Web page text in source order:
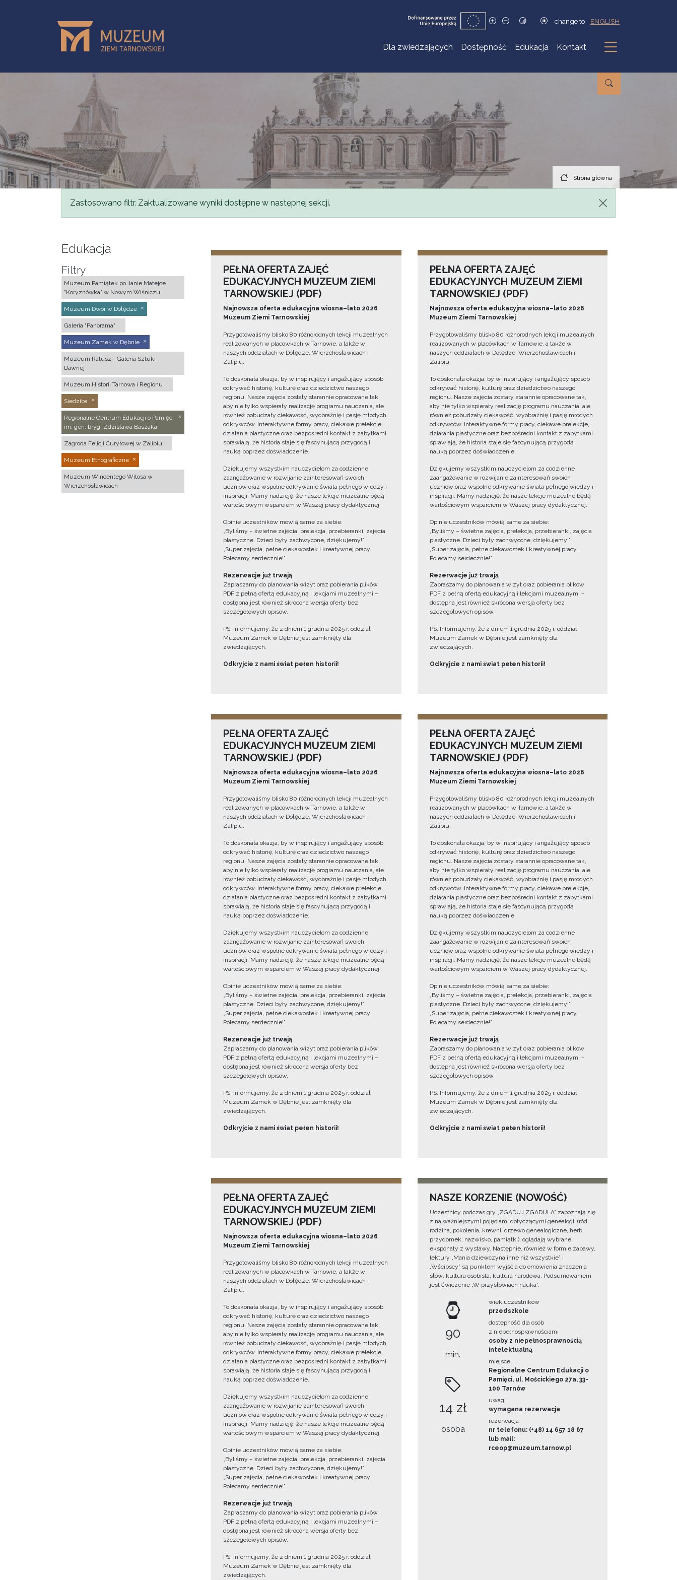
change to ENGLISH
Dla zwiedzających Dostępność Edukacja Kontakt
Podmenu
Strona główna
Komunikat
Zastosowano filtr. Zaktualizowane wyniki dostępne w następnej sekcji.
Edukacja
Filtry
Muzeum Pamiątek po Janie Matejce
"Koryznówka" w Nowym Wiśniczu
Muzeum Dwór w Dołędze
Galeria "Panorama"
Muzeum Zamek w Dębnie
Muzeum Ratusz - Galeria Sztuki
Dawnej
Muzeum Historii Tarnowa i Regionu
Siedziba
Regionalne Centrum Edukacji o Pamięci
im. gen. bryg. Zdzisława Baszaka
Zagroda Felicji Curyłowej w Zalipiu
Muzeum Etnograficzne
Muzeum Wincentego Witosa w
Wierzchosławicach
PEŁNA OFERTA ZAJĘĆ
EDUKACYJNYCH MUZEUM ZIEMI
TARNOWSKIEJ (PDF)
Najnowsza oferta edukacyjna wiosna–lato 2026
Muzeum Ziemi Tarnowskiej
Przygotowaliśmy blisko 80 różnorodnych lekcji muzealnych
realizowanych w placówkach w Tarnowie, a także w
naszych oddziałach w Dołędze, Wierzchosławicach i
Zalipiu.
To doskonała okazja, by w inspirujący i angażujący sposób
odkrywać historię, kulturę oraz dziedzictwo naszego
regionu. Nasze zajęcia zostały starannie opracowane tak,
aby nie tylko wspierały realizację programu nauczania, ale
również pobudzały ciekawość, wyobraźnię i pasję młodych
odkrywców. Interaktywne formy pracy, ciekawe prelekcje,
działania plastyczne oraz bezpośredni kontakt z zabytkami
sprawiają, że historia staje się fascynującą przygodą i
nauką poprzez doświadczenie.
Dziękujemy wszystkim nauczycielom za codzienne
zaangażowanie w rozwijanie zainteresowań swoich
uczniów oraz wspólne odkrywanie świata pełnego wiedzy i
inspiracji. Mamy nadzieję, że nasze lekcje muzealne będą
wartościowym wsparciem w Waszej pracy dydaktycznej.
Opinie uczestników mówią same za siebie:
„Byliśmy – świetne zajęcia, prelekcja, przebieranki, zajęcia
plastyczne. Dzieci były zachwycone, dziękujemy!”
„Super zajęcia, pełne ciekawostek i kreatywnej pracy.
Polecamy serdecznie!”
Rezerwacje już trwają
Zapraszamy do planowania wizyt oraz pobierania plików
PDF z pełną ofertą edukacyjną i lekcjami muzealnymi –
dostępna jest również skrócona wersja oferty bez
szczegółowych opisów.
PS. Informujemy, że z dniem 1 grudnia 2025 r. oddział
Muzeum Zamek w Dębnie jest zamknięty dla
zwiedzających.
Odkryjcie z nami świat pełen historii!
PEŁNA OFERTA ZAJĘĆ
EDUKACYJNYCH MUZEUM ZIEMI
TARNOWSKIEJ (PDF)
Najnowsza oferta edukacyjna wiosna–lato 2026
Muzeum Ziemi Tarnowskiej
Przygotowaliśmy blisko 80 różnorodnych lekcji muzealnych
realizowanych w placówkach w Tarnowie, a także w
naszych oddziałach w Dołędze, Wierzchosławicach i
Zalipiu.
To doskonała okazja, by w inspirujący i angażujący sposób
odkrywać historię, kulturę oraz dziedzictwo naszego
regionu. Nasze zajęcia zostały starannie opracowane tak,
aby nie tylko wspierały realizację programu nauczania, ale
również pobudzały ciekawość, wyobraźnię i pasję młodych
odkrywców. Interaktywne formy pracy, ciekawe prelekcje,
działania plastyczne oraz bezpośredni kontakt z zabytkami
sprawiają, że historia staje się fascynującą przygodą i
nauką poprzez doświadczenie.
Dziękujemy wszystkim nauczycielom za codzienne
zaangażowanie w rozwijanie zainteresowań swoich
uczniów oraz wspólne odkrywanie świata pełnego wiedzy i
inspiracji. Mamy nadzieję, że nasze lekcje muzealne będą
wartościowym wsparciem w Waszej pracy dydaktycznej.
Opinie uczestników mówią same za siebie:
„Byliśmy – świetne zajęcia, prelekcja, przebieranki, zajęcia
plastyczne. Dzieci były zachwycone, dziękujemy!”
„Super zajęcia, pełne ciekawostek i kreatywnej pracy.
Polecamy serdecznie!”
Rezerwacje już trwają
Zapraszamy do planowania wizyt oraz pobierania plików
PDF z pełną ofertą edukacyjną i lekcjami muzealnymi –
dostępna jest również skrócona wersja oferty bez
szczegółowych opisów.
PS. Informujemy, że z dniem 1 grudnia 2025 r. oddział
Muzeum Zamek w Dębnie jest zamknięty dla
zwiedzających.
Odkryjcie z nami świat pełen historii!
PEŁNA OFERTA ZAJĘĆ
EDUKACYJNYCH MUZEUM ZIEMI
TARNOWSKIEJ (PDF)
Najnowsza oferta edukacyjna wiosna–lato 2026
Muzeum Ziemi Tarnowskiej
Przygotowaliśmy blisko 80 różnorodnych lekcji muzealnych
realizowanych w placówkach w Tarnowie, a także w
naszych oddziałach w Dołędze, Wierzchosławicach i
Zalipiu.
To doskonała okazja, by w inspirujący i angażujący sposób
odkrywać historię, kulturę oraz dziedzictwo naszego
regionu. Nasze zajęcia zostały starannie opracowane tak,
aby nie tylko wspierały realizację programu nauczania, ale
również pobudzały ciekawość, wyobraźnię i pasję młodych
odkrywców. Interaktywne formy pracy, ciekawe prelekcje,
działania plastyczne oraz bezpośredni kontakt z zabytkami
sprawiają, że historia staje się fascynującą przygodą i
nauką poprzez doświadczenie.
Dziękujemy wszystkim nauczycielom za codzienne
zaangażowanie w rozwijanie zainteresowań swoich
uczniów oraz wspólne odkrywanie świata pełnego wiedzy i
inspiracji. Mamy nadzieję, że nasze lekcje muzealne będą
wartościowym wsparciem w Waszej pracy dydaktycznej.
Opinie uczestników mówią same za siebie:
„Byliśmy – świetne zajęcia, prelekcja, przebieranki, zajęcia
plastyczne. Dzieci były zachwycone, dziękujemy!”
„Super zajęcia, pełne ciekawostek i kreatywnej pracy.
Polecamy serdecznie!”
Rezerwacje już trwają
Zapraszamy do planowania wizyt oraz pobierania plików
PDF z pełną ofertą edukacyjną i lekcjami muzealnymi –
dostępna jest również skrócona wersja oferty bez
szczegółowych opisów.
PS. Informujemy, że z dniem 1 grudnia 2025 r. oddział
Muzeum Zamek w Dębnie jest zamknięty dla
zwiedzających.
Odkryjcie z nami świat pełen historii!
PEŁNA OFERTA ZAJĘĆ
EDUKACYJNYCH MUZEUM ZIEMI
TARNOWSKIEJ (PDF)
Najnowsza oferta edukacyjna wiosna–lato 2026
Muzeum Ziemi Tarnowskiej
Przygotowaliśmy blisko 80 różnorodnych lekcji muzealnych
realizowanych w placówkach w Tarnowie, a także w
naszych oddziałach w Dołędze, Wierzchosławicach i
Zalipiu.
To doskonała okazja, by w inspirujący i angażujący sposób
odkrywać historię, kulturę oraz dziedzictwo naszego
regionu. Nasze zajęcia zostały starannie opracowane tak,
aby nie tylko wspierały realizację programu nauczania, ale
również pobudzały ciekawość, wyobraźnię i pasję młodych
odkrywców. Interaktywne formy pracy, ciekawe prelekcje,
działania plastyczne oraz bezpośredni kontakt z zabytkami
sprawiają, że historia staje się fascynującą przygodą i
nauką poprzez doświadczenie.
Dziękujemy wszystkim nauczycielom za codzienne
zaangażowanie w rozwijanie zainteresowań swoich
uczniów oraz wspólne odkrywanie świata pełnego wiedzy i
inspiracji. Mamy nadzieję, że nasze lekcje muzealne będą
wartościowym wsparciem w Waszej pracy dydaktycznej.
Opinie uczestników mówią same za siebie:
„Byliśmy – świetne zajęcia, prelekcja, przebieranki, zajęcia
plastyczne. Dzieci były zachwycone, dziękujemy!”
„Super zajęcia, pełne ciekawostek i kreatywnej pracy.
Polecamy serdecznie!”
Rezerwacje już trwają
Zapraszamy do planowania wizyt oraz pobierania plików
PDF z pełną ofertą edukacyjną i lekcjami muzealnymi –
dostępna jest również skrócona wersja oferty bez
szczegółowych opisów.
PS. Informujemy, że z dniem 1 grudnia 2025 r. oddział
Muzeum Zamek w Dębnie jest zamknięty dla
zwiedzających.
Odkryjcie z nami świat pełen historii!
PEŁNA OFERTA ZAJĘĆ
EDUKACYJNYCH MUZEUM ZIEMI
TARNOWSKIEJ (PDF)
Najnowsza oferta edukacyjna wiosna–lato 2026
Muzeum Ziemi Tarnowskiej
Przygotowaliśmy blisko 80 różnorodnych lekcji muzealnych
realizowanych w placówkach w Tarnowie, a także w
naszych oddziałach w Dołędze, Wierzchosławicach i
Zalipiu.
To doskonała okazja, by w inspirujący i angażujący sposób
odkrywać historię, kulturę oraz dziedzictwo naszego
regionu. Nasze zajęcia zostały starannie opracowane tak,
aby nie tylko wspierały realizację programu nauczania, ale
również pobudzały ciekawość, wyobraźnię i pasję młodych
odkrywców. Interaktywne formy pracy, ciekawe prelekcje,
działania plastyczne oraz bezpośredni kontakt z zabytkami
sprawiają, że historia staje się fascynującą przygodą i
nauką poprzez doświadczenie.
Dziękujemy wszystkim nauczycielom za codzienne
zaangażowanie w rozwijanie zainteresowań swoich
uczniów oraz wspólne odkrywanie świata pełnego wiedzy i
inspiracji. Mamy nadzieję, że nasze lekcje muzealne będą
wartościowym wsparciem w Waszej pracy dydaktycznej.
Opinie uczestników mówią same za siebie:
„Byliśmy – świetne zajęcia, prelekcja, przebieranki, zajęcia
plastyczne. Dzieci były zachwycone, dziękujemy!”
„Super zajęcia, pełne ciekawostek i kreatywnej pracy.
Polecamy serdecznie!”
Rezerwacje już trwają
Zapraszamy do planowania wizyt oraz pobierania plików
PDF z pełną ofertą edukacyjną i lekcjami muzealnymi –
dostępna jest również skrócona wersja oferty bez
szczegółowych opisów.
PS. Informujemy, że z dniem 1 grudnia 2025 r. oddział
Muzeum Zamek w Dębnie jest zamknięty dla
zwiedzających.
NASZE KORZENIE (NOWOŚĆ)
Uczestnicy podczas gry „ZGADUJ ZGADULA” zapoznają się
z najważniejszymi pojęciami dotyczącymi genealogii (ród,
rodzina, pokolenia, krewni, drzewo genealogiczne, herb,
przydomek, nazwisko, pamiątki), oglądają wybrane
eksponaty z wystawy. Następnie, również w formie zabawy,
lektury „Mania dziewczyna inne niż wszystkie” i
„Wścibscy” są punktem wyjścia do omówienia znaczenia
słów: kultura osobista, kultura narodowa. Podsumowaniem
jest ćwiczenie „W przysłowiach nauka”.
90
min.
14 zł
osoba
wiek uczestników
przedszkole
dostępność dla osób
z niepełnosprawnościami
osoby z niepełnosprawnością
intelektualną
miejsce
Regionalne Centrum Edukacji o
Pamięci, ul. Mościckiego 27a, 33-
100 Tarnów
uwagi
wymagana rezerwacja
rezerwacja
nr telefonu: (+48) 14 657 18 67
lub mail:
rceop@muzeum.tarnow.pl